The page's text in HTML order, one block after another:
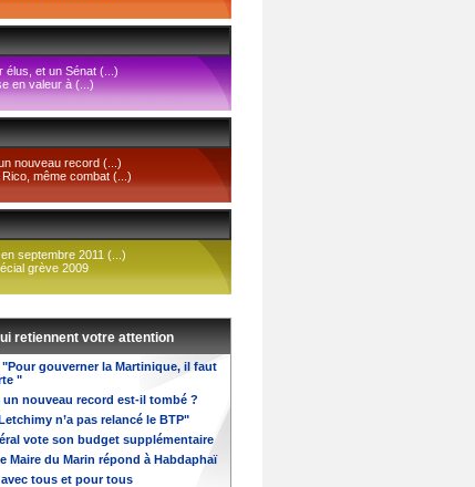
élus, et un Sénat (...)
en valeur à (...)
nouveau record (...)
même combat (...)
septembre 2011 (...)
grève 2009
retiennent votre attention
gouverner la Martinique, il faut
"
un nouveau record est-il tombé ?
n’a pas relancé le BTP"
vote son budget supplémentaire
Maire du Marin répond à Habdaphaï
tous et pour tous